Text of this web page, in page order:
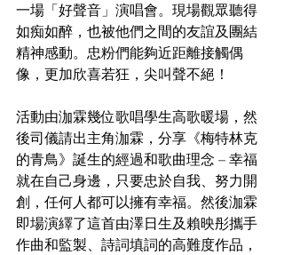
一場「好聲音」演唱會。現場觀眾聽得
如痴如醉，也被他們之間的友誼及團結
精神感動。忠粉們能夠近距離接觸偶
像，更加欣喜若狂，尖叫聲不絕！
活動由泇霖幾位歌唱學生高歌暖場，然
後司儀請出主角泇霖，分享《梅特林克
的青鳥》誕生的經過和歌曲理念 – 幸福
就在自己身邊，只要忠於自我、努力開
創，任何人都可以擁有幸福。然後泇霖
即場演繹了這首由澤日生及賴映彤攜手
作曲和監製、詩詞填詞的高難度作品，